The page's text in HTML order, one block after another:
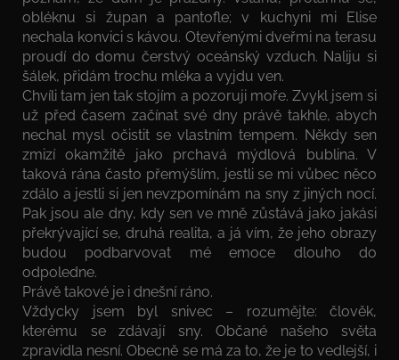
obléknu si župan a pantofle; v kuchyni mi Elise
nechala konvici s kávou. Otevřenými dveřmi na terasu
proudí do domu čerstvý oceánský vzduch. Naliju si
šálek, přidám trochu mléka a vyjdu ven.
Chvíli tam jen tak stojím a pozoruji moře. Zvykl jsem si
už před časem začínat své dny právě takhle, abych
nechal mysl očistit se vlastním tempem. Někdy sen
zmizí okamžitě jako prchavá mýdlová bublina. V
taková rána často přemýšlím, jestli se mi vůbec něco
zdálo a jestli si jen nevzpomínám na sny z jiných nocí.
Pak jsou ale dny, kdy sen ve mně zůstává jako jakási
překrývající se, druhá realita, a já vím, že jeho obrazy
budou podbarvovat mé emoce dlouho do
odpoledne.
Právě takové je i dnešní ráno.
Vždycky jsem byl snivec – rozumějte: člověk,
kterému se zdávají sny. Občané našeho světa
zpravidla nesní. Obecně se má za to, že je to vedlejší, i